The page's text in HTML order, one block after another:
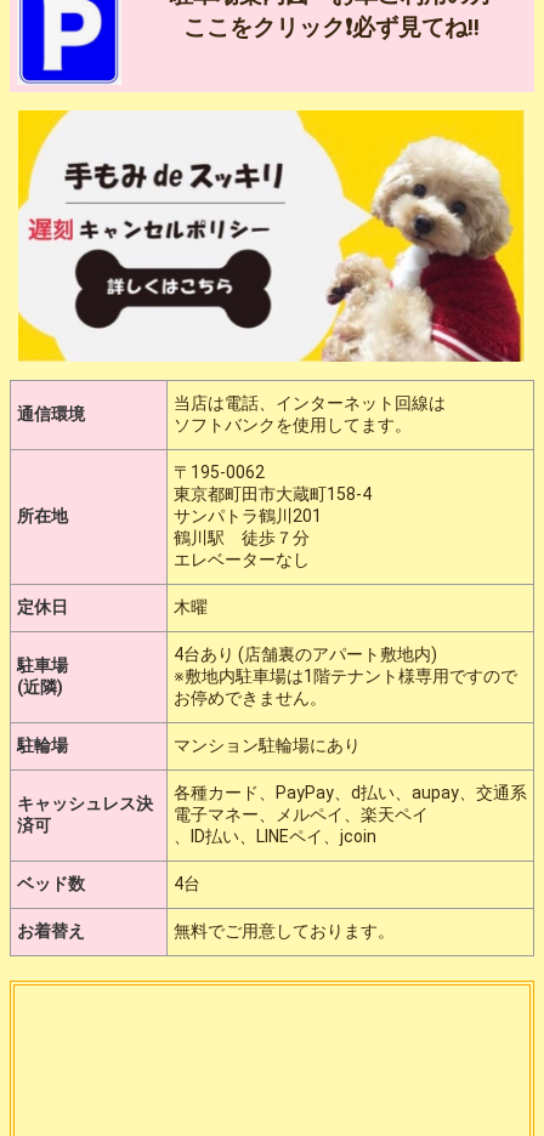
ここをクリック❗️必ず見てね‼️
通信環境
当店は電話、インターネット回線は
ソフトバンクを使用してます。
所在地
〒195-0062
東京都町田市大蔵町158-4
サンパトラ鶴川201
鶴川駅 徒歩７分
エレベーターなし
定休日 木曜
駐車場
(近隣)
4台あり (店舗裏のアパート敷地内)
※敷地内駐車場は1階テナント様専用ですので
お停めできません。
駐輪場 マンション駐輪場にあり
キャッシュレス決
済可
各種カード、PayPay、d払い、aupay、交通系
電子マネー、メルペイ、楽天ペイ
、ID払い、LINEペイ、jcoin
ベッド数 4台
お着替え 無料でご用意しております。